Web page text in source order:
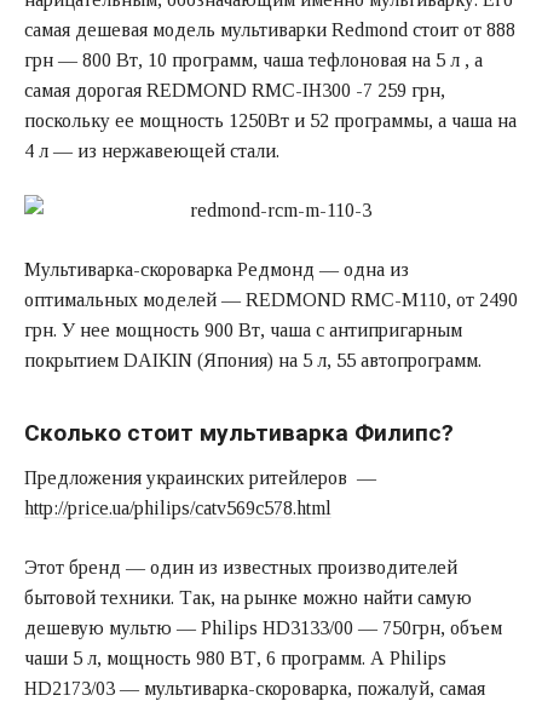
самая дешевая модель мультиварки Redmond стоит от 888
грн — 800 Вт, 10 программ, чаша тефлоновая на 5 л , а
самая дорогая REDMOND RMС-IH300 -7 259 грн,
поскольку ее мощность 1250Вт и 52 программы, а чаша на
4 л — из нержавеющей стали.
Мультиварка-скороварка Редмонд — одна из
оптимальных моделей — REDMOND RMC-M110, от 2490
грн. У нее мощность 900 Вт, чаша с антипригарным
покрытием DAIKIN (Япония) на 5 л, 55 автопрограмм.
Сколько стоит мультиварка Филипс?
Предложения украинских ритейлеров —
http://price.ua/philips/catv569c578.html
Этот бренд — один из известных производителей
бытовой техники. Так, на рынке можно найти самую
дешевую мультю — Philips HD3133/00 — 750грн, объем
чаши 5 л, мощность 980 ВТ, 6 программ. А Philips
HD2173/03 — мультиварка-скороварка, пожалуй, самая